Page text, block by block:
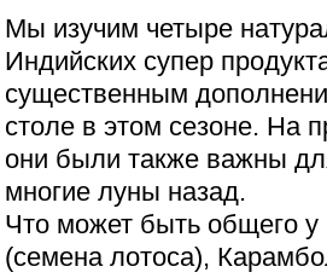
Мы изучим четыре
Индийских супер
существенным
столе в этом сезоне. На
они были также важны
многие луны назад.
Что может быть общего
(семена лотоса),